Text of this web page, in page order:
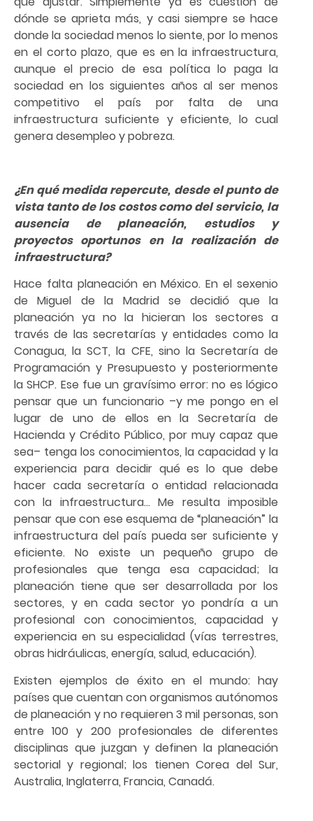
dónde se aprieta más, y casi siempre se hace
donde la sociedad menos lo siente, por lo menos
en el corto plazo, que es en la infraestructura,
aunque el precio de esa política lo paga la
sociedad en los siguientes años al ser menos
competitivo el país por falta de una
infraestructura suficiente y eficiente, lo cual
genera desempleo y pobreza.
¿En qué medida repercute, desde el punto de
vista tanto de los costos como del servicio, la
ausencia de planeación, estudios y
proyectos oportunos en la realización de
infraestructura?
Hace falta planeación en México. En el sexenio
de Miguel de la Madrid se decidió que la
planeación ya no la hicieran los sectores a
través de las secretarías y entidades como la
Conagua, la SCT, la CFE, sino la Secretaría de
Programación y Presupuesto y posteriormente
la SHCP. Ese fue un gravísimo error: no es lógico
pensar que un funcionario –y me pongo en el
lugar de uno de ellos en la Secretaría de
Hacienda y Crédito Público, por muy capaz que
sea– tenga los conocimientos, la capacidad y la
experiencia para decidir qué es lo que debe
hacer cada secretaría o entidad relacionada
con la infraestructura… Me resulta imposible
pensar que con ese esquema de “planeación” la
infraestructura del país pueda ser suficiente y
eficiente. No existe un pequeño grupo de
profesionales que tenga esa capacidad; la
planeación tiene que ser desarrollada por los
sectores, y en cada sector yo pondría a un
profesional con conocimientos, capacidad y
experiencia en su especialidad (vías terrestres,
obras hidráulicas, energía, salud, educación).
Existen ejemplos de éxito en el mundo: hay
países que cuentan con organismos autónomos
de planeación y no requieren 3 mil personas, son
entre 100 y 200 profesionales de diferentes
disciplinas que juzgan y definen la planeación
sectorial y regional; los tienen Corea del Sur,
Australia, Inglaterra, Francia, Canadá.